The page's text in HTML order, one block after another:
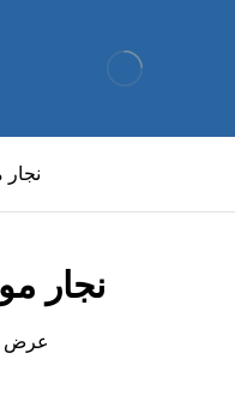
نجار
نجار
عرض